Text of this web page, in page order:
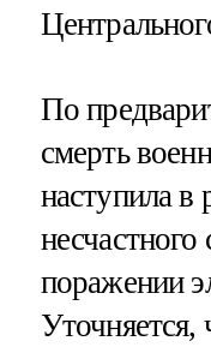
По
смерть
наступила в
несчастного
поражении